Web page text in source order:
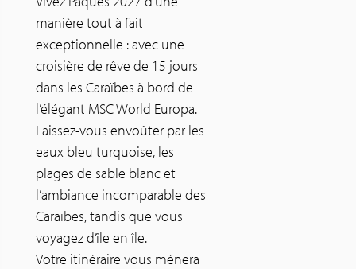
manière tout à fait
exceptionnelle : avec une
croisière de rêve de 15 jours
dans les Caraïbes à bord de
l’élégant MSC World Europa.
Laissez-vous envoûter par les
eaux bleu turquoise, les
plages de sable blanc et
l’ambiance incomparable des
Caraïbes, tandis que vous
voyagez d’île en île.
Votre itinéraire vous mènera